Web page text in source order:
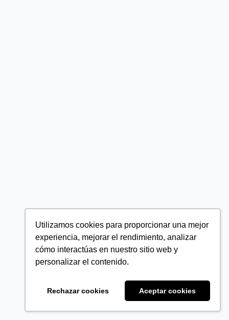
Utilizamos cookies para proporcionar una mejor
experiencia, mejorar el rendimiento, analizar
cómo interactúas en nuestro sitio web y
personalizar el contenido.
Rechazar cookies Aceptar cookies